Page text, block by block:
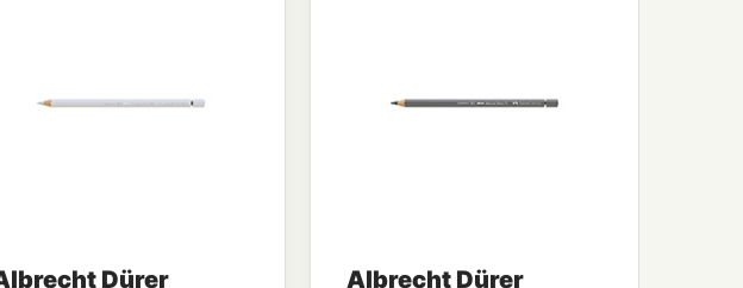
Dürer
Albrecht Dürer